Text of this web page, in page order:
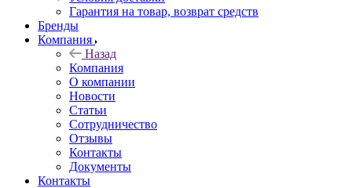
Гарантия на товар, возврат средств
Бренды
Компания
Назад
Компания
О компании
Новости
Статьи
Сотрудничество
Отзывы
Контакты
Документы
Контакты